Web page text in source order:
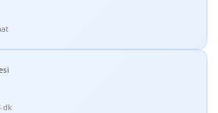
dk